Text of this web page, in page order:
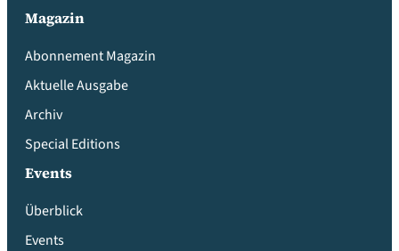
Magazin
Abonnement Magazin
Aktuelle Ausgabe
Archiv
Special Editions
Events
Überblick
Events